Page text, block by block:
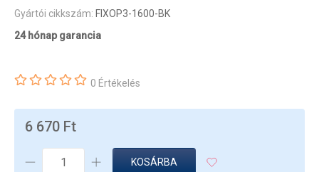
Gyártói cikkszám: FIXOP3-1600-BK
24 hónap garancia
0 Értékelés
6 670 Ft
KOSÁRBA